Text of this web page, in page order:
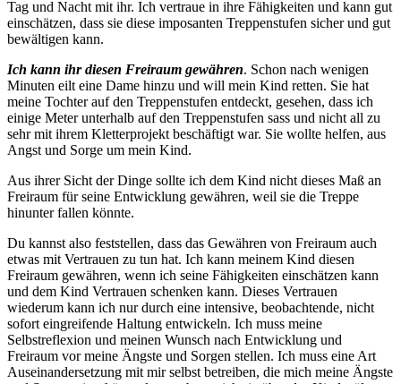
Tag und Nacht mit ihr. Ich vertraue in ihre Fähigkeiten und kann gut
einschätzen, dass sie diese imposanten Treppenstufen sicher und gut
bewältigen kann.
Ich kann ihr diesen Freiraum gewähren. Schon nach wenigen
Minuten eilt eine Dame hinzu und will mein Kind retten. Sie hat
meine Tochter auf den Treppenstufen entdeckt, gesehen, dass ich
einige Meter unterhalb auf den Treppenstufen sass und nicht all zu
sehr mit ihrem Kletterprojekt beschäftigt war. Sie wollte helfen, aus
Angst und Sorge um mein Kind.
Aus ihrer Sicht der Dinge sollte ich dem Kind nicht dieses Maß an
Freiraum für seine Entwicklung gewähren, weil sie die Treppe
hinunter fallen könnte.
Du kannst also feststellen, dass das Gewähren von Freiraum auch
etwas mit Vertrauen zu tun hat. Ich kann meinem Kind diesen
Freiraum gewähren, wenn ich seine Fähigkeiten einschätzen kann
und dem Kind Vertrauen schenken kann. Dieses Vertrauen
wiederum kann ich nur durch eine intensive, beobachtende, nicht
sofort eingreifende Haltung entwickeln. Ich muss meine
Selbstreflexion und meinen Wunsch nach Entwicklung und
Freiraum vor meine Ängste und Sorgen stellen. Ich muss eine Art
Auseinandersetzung mit mir selbst betreiben, die mich meine Ängste